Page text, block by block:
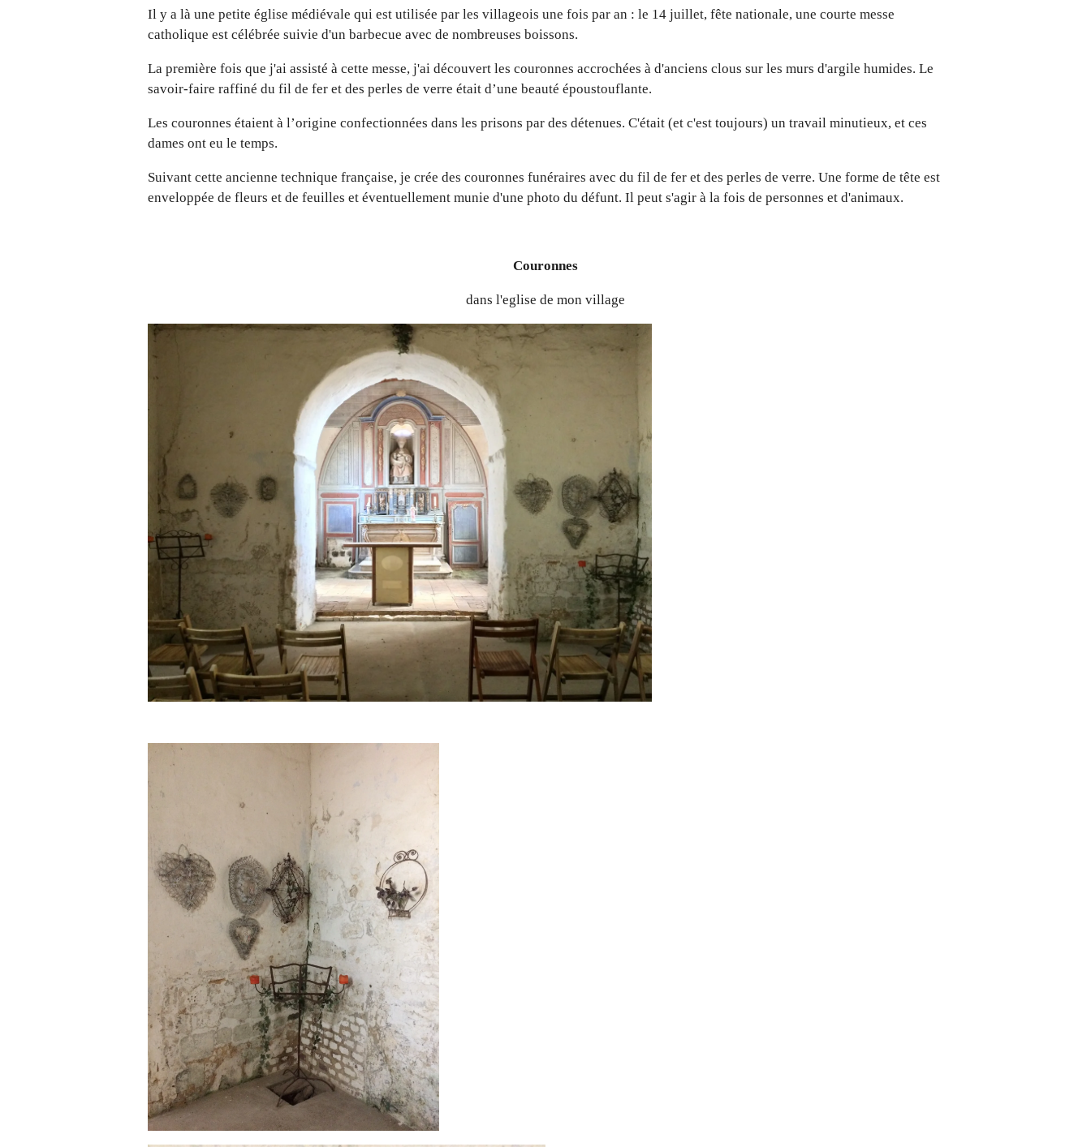
Il y a là une petite église médiévale qui est utilisée par les villageois une fois par an : le 14 juillet, fête nationale, une courte messe
catholique est célébrée suivie d'un barbecue avec de nombreuses boissons.
La première fois que j'ai assisté à cette messe, j'ai découvert les couronnes accrochées à d'anciens clous sur les murs d'argile humides. Le
savoir-faire raffiné du fil de fer et des perles de verre était d’une beauté époustouflante.
Les couronnes étaient à l’origine confectionnées dans les prisons par des détenues. C'était (et c'est toujours) un travail minutieux, et ces
dames ont eu le temps.
Suivant cette ancienne technique française, je crée des couronnes funéraires avec du fil de fer et des perles de verre. Une forme de tête est
enveloppée de fleurs et de feuilles et éventuellement munie d'une photo du défunt. Il peut s'agir à la fois de personnes et d'animaux.
Couronnes
dans l'eglise de mon village